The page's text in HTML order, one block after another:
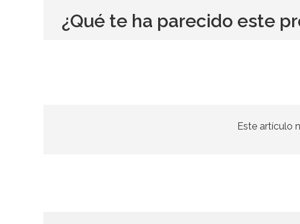
¿Qué te ha parecido este
Este artículo